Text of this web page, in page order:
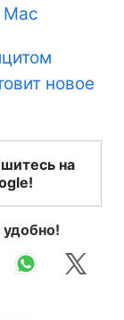
новое
на
удобно!